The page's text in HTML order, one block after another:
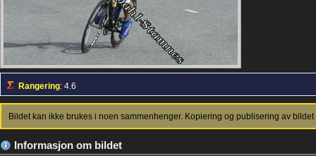
Rangering: 4.6
Bildet kan ikke brukes i noen sammenhenger. Kopiering og publisering av bildet
Informasjon om bildet